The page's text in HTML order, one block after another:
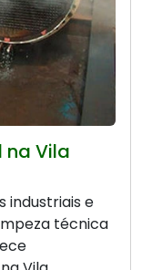
na Vila
industriais e
técnica